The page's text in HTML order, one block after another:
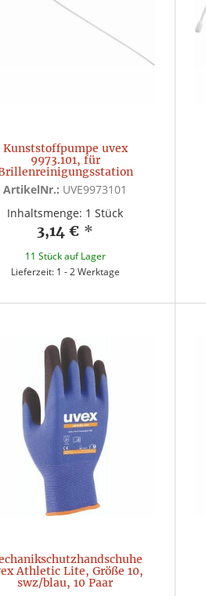
Kunststoffpumpe uvex
9973.101, für
ArtikelNr.: UVE9973101
Inhaltsmenge: 1 Stück
3,14 € *
11 Stück auf Lager
Lieferzeit: 1 - 2 Werktage
Athletic Lite, Größe 10,
swz/blau, 10 Paar